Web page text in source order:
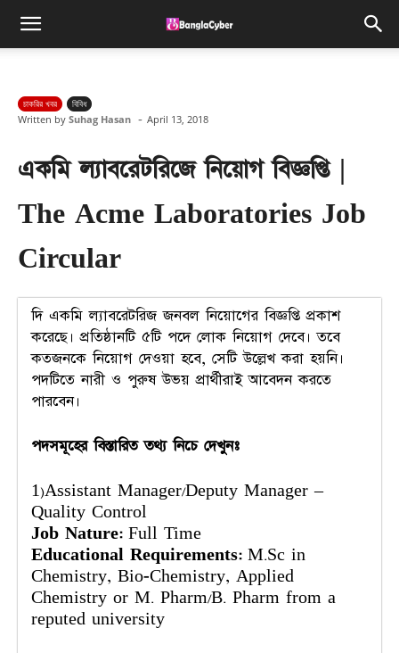
চাকরির খবর বিবিধ
Written by Suhag Hasan - April 13, 2018
একমি ল্যাবরেটরিজে নিয়োগ বিজ্ঞপ্তি |
The Acme Laboratories Job
Circular
দি একমি ল্যাবরেটরিজ জনবল নিয়োগের বিজ্ঞপ্তি প্রকাশ
করেছে। প্রতিষ্ঠানটি ৫টি পদে লোক নিয়োগ দেবে। তবে
কতজনকে নিয়োগ দেওয়া হবে, সেটি উল্লেখ করা হয়নি।
পদটিতে নারী ও পুরুষ উভয় প্রার্থীরাই আবেদন করতে
পারবেন।
পদসমূহের বিস্তারিত তথ্য নিচে দেখুনঃ
1)Assistant Manager/Deputy Manager –
Quality Control
Job Nature:Full Time
Educational Requirements:M.Sc in
Chemistry, Bio-Chemistry, Applied
Chemistry or M. Pharm/B. Pharm from a
reputed university